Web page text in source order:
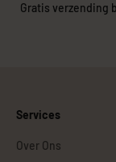
Gratis verzending
Services
Over Ons